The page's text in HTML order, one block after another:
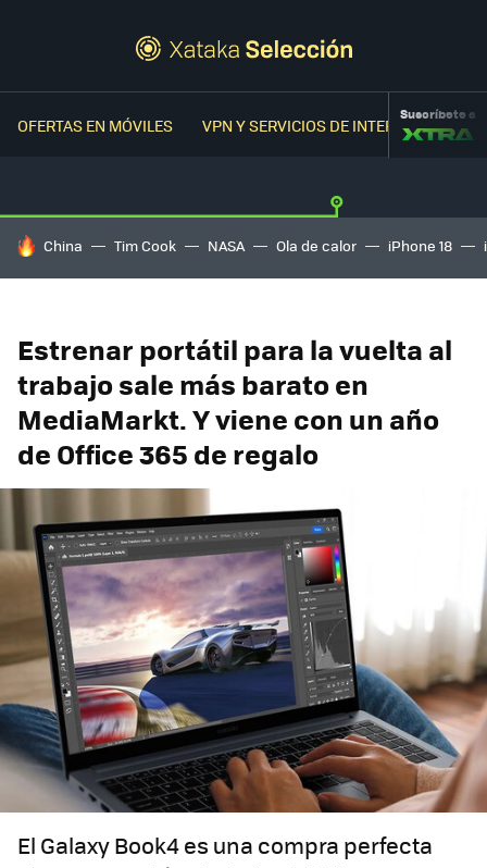
OFERTAS EN MÓVILES VPN Y SERVICIOS DE INTERNETSuscríbete a
HOY SE HABLA DE
China Tim Cook NASA Ola de calor iPhone 18
Estrenar portátil para la vuelta al
trabajo sale más barato en
MediaMarkt. Y viene con un año
de Office 365 de regalo
El Galaxy Book4 es una compra perfecta